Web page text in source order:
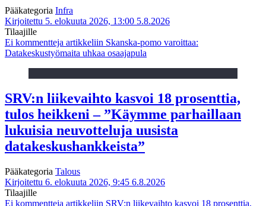
Pääkategoria Infra
Kirjoitettu 5. elokuuta 2026, 13:00 5.8.2026
Tilaajille
Ei kommentteja artikkeliin Skanska-pomo varoittaa:
Datakeskustyömaita uhkaa osaajapula
SRV:n liikevaihto kasvoi 18 prosenttia,
tulos heikkeni – ”Käymme parhaillaan
lukuisia neuvotteluja uusista
datakeskushankkeista”
Pääkategoria Talous
Kirjoitettu 6. elokuuta 2026, 9:45 6.8.2026
Tilaajille
Ei kommentteja artikkeliin SRV:n liikevaihto kasvoi 18 prosenttia,